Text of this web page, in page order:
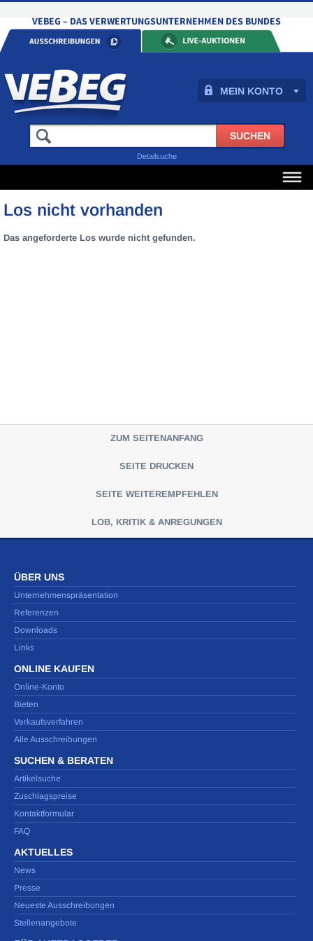
MEIN KONTO
Detailsuche
Los nicht vorhanden
Das angeforderte Los wurde nicht gefunden.
ZUM SEITENANFANG
SEITE DRUCKEN
SEITE WEITEREMPFEHLEN
LOB, KRITIK & ANREGUNGEN
ÜBER UNS
Unternehmenspräsentation
Referenzen
Downloads
Links
ONLINE KAUFEN
Online-Konto
Bieten
Verkaufsverfahren
Alle Ausschreibungen
SUCHEN & BERATEN
Artikelsuche
Zuschlagspreise
Kontaktformular
FAQ
AKTUELLES
News
Presse
Neueste Ausschreibungen
Stellenangebote